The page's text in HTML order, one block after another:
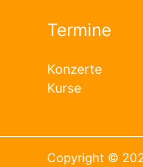
Termine
Konzerte
Kurse
Copyright ©